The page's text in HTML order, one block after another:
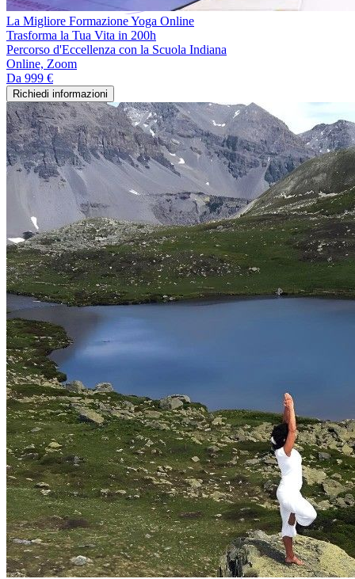
La Migliore Formazione Yoga Online
Trasforma la Tua Vita in 200h
Percorso d'Eccellenza con la Scuola Indiana
Online, Zoom
Da 999 €
Richiedi informazioni